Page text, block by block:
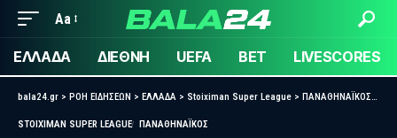
Aa
ΕΛΛΑΔΑ ΔΙΕΘΝΗ UEFA BET LIVESCORES
bala24.gr > ΡΟΗ ΕΙΔΗΣΕΩΝ > ΕΛΛΑΔΑ > Stoiximan Super League > ΠΑΝΑΘΗΝΑΪΚΟΣ>
STOIXIMAN SUPER LEAGUE ΠΑΝΑΘΗΝΑΪΚΟΣ